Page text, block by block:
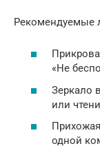
Рекомендуемые
«Не
Зеркало
или
одной